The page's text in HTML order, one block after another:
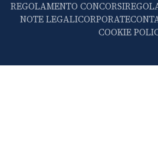
REGOLAMENTO CONCORSI
NOTE LEGALICORPORATE
COOKIE